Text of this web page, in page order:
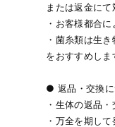
または返金にて
・お客様都合
・菌糸類は生
をおすすめしま
● 返品・交換に
・生体の返品・
・万全を期し